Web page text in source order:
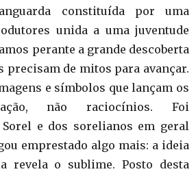
constituída por uma
unida a uma juventude
perante a grande descoberta
precisam de mitos para avançar.
e símbolos que lançam os
não raciocínios. Foi
e dos sorelianos em geral
emprestado algo mais: a ideia
revela o sublime. Posto desta